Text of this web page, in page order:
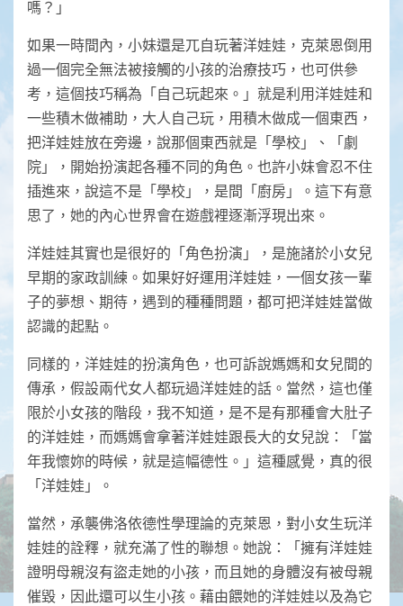
嗎？」
如果一時間內，小妹還是兀自玩著洋娃娃，克萊恩倒用
過一個完全無法被接觸的小孩的治療技巧，也可供參
考，這個技巧稱為「自己玩起來。」就是利用洋娃娃和
一些積木做補助，大人自己玩，用積木做成一個東西，
把洋娃娃放在旁邊，說那個東西就是「學校」、「劇
院」，開始扮演起各種不同的角色。也許小妹會忍不住
插進來，說這不是「學校」，是間「廚房」。這下有意
思了，她的內心世界會在遊戲裡逐漸浮現出來。
洋娃娃其實也是很好的「角色扮演」，是施諸於小女兒
早期的家政訓練。如果好好運用洋娃娃，一個女孩一輩
子的夢想、期待，遇到的種種問題，都可把洋娃娃當做
認識的起點。
同樣的，洋娃娃的扮演角色，也可訴說媽媽和女兒間的
傳承，假設兩代女人都玩過洋娃娃的話。當然，這也僅
限於小女孩的階段，我不知道，是不是有那種會大肚子
的洋娃娃，而媽媽會拿著洋娃娃跟長大的女兒說：「當
年我懷妳的時候，就是這幅德性。」這種感覺，真的很
「洋娃娃」。
當然，承襲佛洛依德性學理論的克萊恩，對小女生玩洋
娃娃的詮釋，就充滿了性的聯想。她說：「擁有洋娃娃
證明母親沒有盜走她的小孩，而且她的身體沒有被母親
催毀，因此還可以生小孩。藉由餵她的洋娃娃以及為它